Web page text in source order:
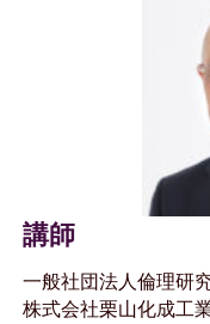
講師
一般社団法人倫理研
株式会社栗山化成工